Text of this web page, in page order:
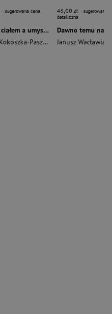
- sugerowana cena
Między ciałem a umysłem
Janina Kokoszka-Paszkot
Piotr Wierzbiński
45,00 zł - sugerowana
detaliczna
Janusz Wacławiak